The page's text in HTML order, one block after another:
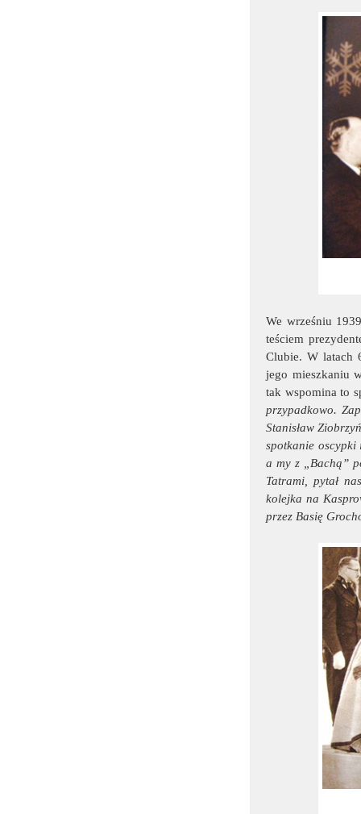
We wrześniu
teściem
Clubie. W latach
jego mieszkaniu
tak wspomina to
przypadkowo.
Stanisław
spotkanie oscypki
a my z „Bachą”
Tatrami, pytał
kolejka na
przez Basię